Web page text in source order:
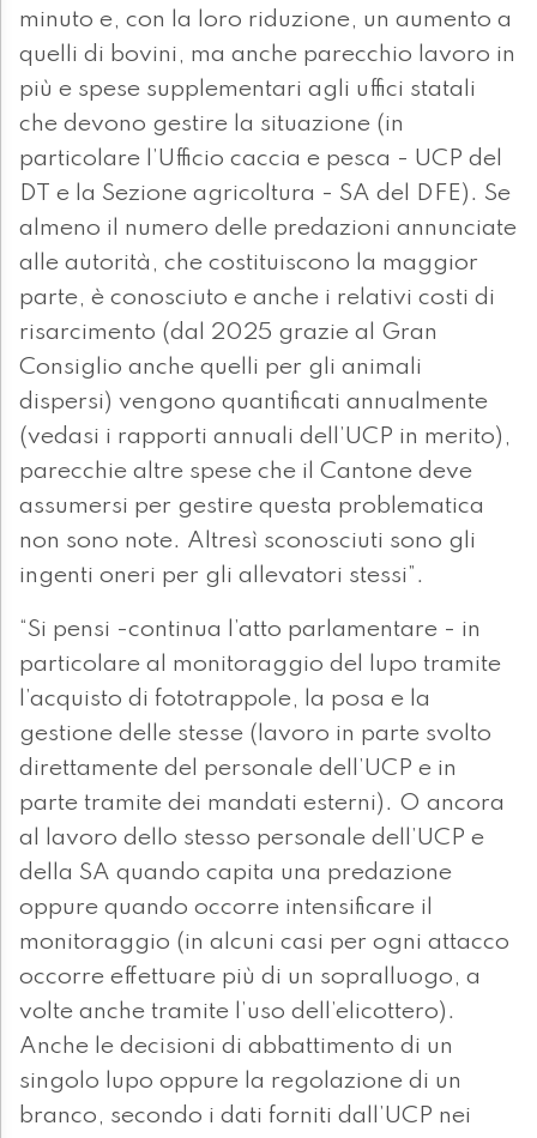
minuto e, con la loro riduzione, un aumento a
quelli di bovini, ma anche parecchio lavoro in
più e spese supplementari agli uffici statali
che devono gestire la situazione (in
particolare l’Ufficio caccia e pesca - UCP del
DT e la Sezione agricoltura - SA del DFE). Se
almeno il numero delle predazioni annunciate
alle autorità, che costituiscono la maggior
parte, è conosciuto e anche i relativi costi di
risarcimento (dal 2025 grazie al Gran
Consiglio anche quelli per gli animali
dispersi) vengono quantificati annualmente
(vedasi i rapporti annuali dell’UCP in merito),
parecchie altre spese che il Cantone deve
assumersi per gestire questa problematica
non sono note. Altresì sconosciuti sono gli
ingenti oneri per gli allevatori stessi”.
“Si pensi -continua l’atto parlamentare - in
particolare al monitoraggio del lupo tramite
l’acquisto di fototrappole, la posa e la
gestione delle stesse (lavoro in parte svolto
direttamente del personale dell’UCP e in
parte tramite dei mandati esterni). O ancora
al lavoro dello stesso personale dell’UCP e
della SA quando capita una predazione
oppure quando occorre intensificare il
monitoraggio (in alcuni casi per ogni attacco
occorre effettuare più di un sopralluogo, a
volte anche tramite l’uso dell’elicottero).
Anche le decisioni di abbattimento di un
singolo lupo oppure la regolazione di un
branco, secondo i dati forniti dall’UCP nei